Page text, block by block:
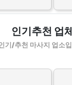
인기추천 업
기/추천 마사지 업소